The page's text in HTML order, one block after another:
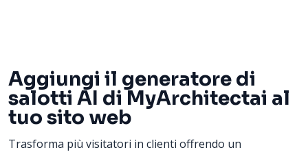
Aggiungi il generatore di
salotti AI di MyArchitectai al
tuo sito web
Trasforma più visitatori in clienti offrendo un